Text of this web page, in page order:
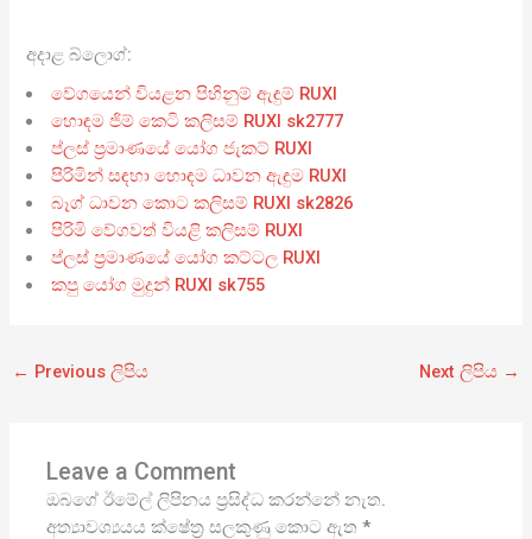
අදාළ බ්ලොග්:
වේගයෙන් වියළන පිහිනුම් ඇඳුම් RUXI
හොඳම ජිම් කෙටි කලිසම් RUXI sk2777
ප්ලස් ප්‍රමාණයේ යෝග ජැකට් RUXI
පිරිමින් සඳහා හොඳම ධාවන ඇඳුම RUXI
බෑග් ධාවන කොට කලිසම් RUXI sk2826
පිරිමි වේගවත් වියළි කලිසම් RUXI
ප්ලස් ප්‍රමාණයේ යෝග කට්ටල RUXI
කපු යෝග මුදුන් RUXI sk755
← Previous ලිපිය Next ලිපිය →
Leave a Comment
ඔබගේ ඊමේල් ලිපිනය ප්‍රසිද්ධ කරන්නේ නැත.
අත්‍යාවශ්‍යයය ක්ෂේත්‍ර සලකුණු කොට ඇත*